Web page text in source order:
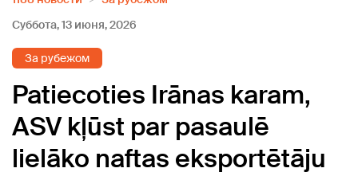
Суббота, 13 июня, 2026
За рубежом
Patiecoties Irānas karam,
ASV kļūst par pasaulē
lielāko naftas eksportētāju